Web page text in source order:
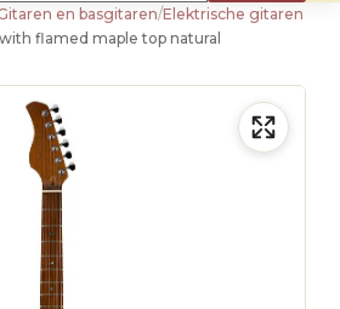
en basgitaren/Elektrische gitaren
flamed maple top natural